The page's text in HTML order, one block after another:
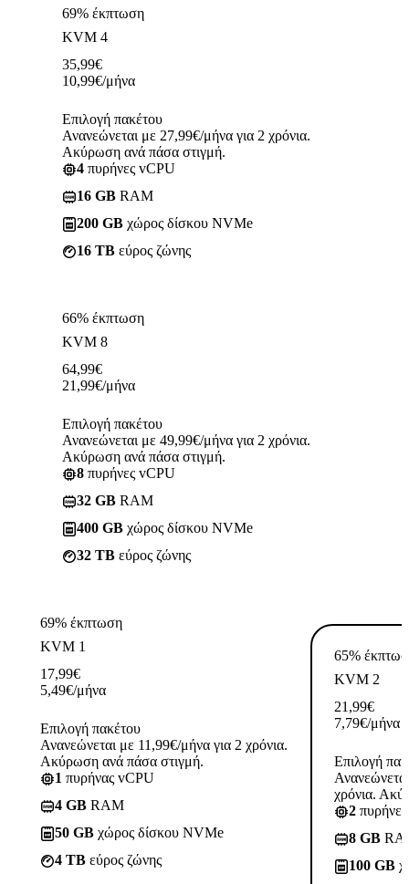
69% έκπτωση
KVM 4
35,99€
10,99€/μήνα
Επιλογή πακέτου
Ανανεώνεται με 27,99€/μήνα για 2 χρόνια.
Ακύρωση ανά πάσα στιγμή.
4 πυρήνες vCPU
16 GB RAM
200 GB χώρος δίσκου NVMe
16 TB εύρος ζώνης
66% έκπτωση
KVM 8
64,99€
21,99€/μήνα
Επιλογή πακέτου
Ανανεώνεται με 49,99€/μήνα για 2 χρόνια.
Ακύρωση ανά πάσα στιγμή.
8 πυρήνες vCPU
32 GB RAM
400 GB χώρος δίσκου NVMe
32 TB εύρος ζώνης
69% έκπτωση
KVM 1
17,99€
5,49€/μήνα
Επιλογή πακέτου
Ανανεώνεται με 11,99€/μήνα για 2 χρόνια.
Ακύρωση ανά πάσα στιγμή.
1 πυρήνας vCPU
4 GB RAM
50 GB χώρος δίσκου NVMe
4 TB εύρος ζώνης
65%
KVM 2
21,99€
7,79€/μήνα
Επιλογή
χρόνια.
2
8 GB
100 GB